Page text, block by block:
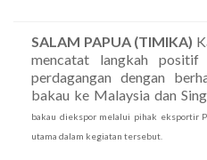
SALAM PAPUA (TIMIKA)
mencatat langkah
perdagangan dengan
bakau ke Malaysia dan
bakau diekspor melalui pihak eksportir
utama dalam kegiatan tersebut.